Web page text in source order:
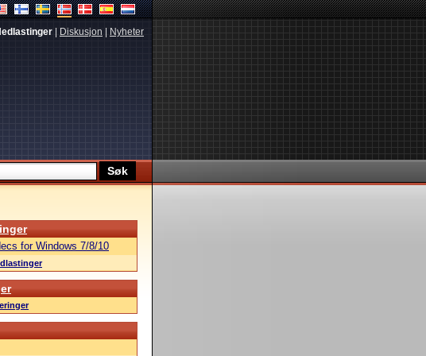
Diskusjon Nyheter
for Windows 7/8/10